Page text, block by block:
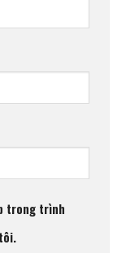
trong trình